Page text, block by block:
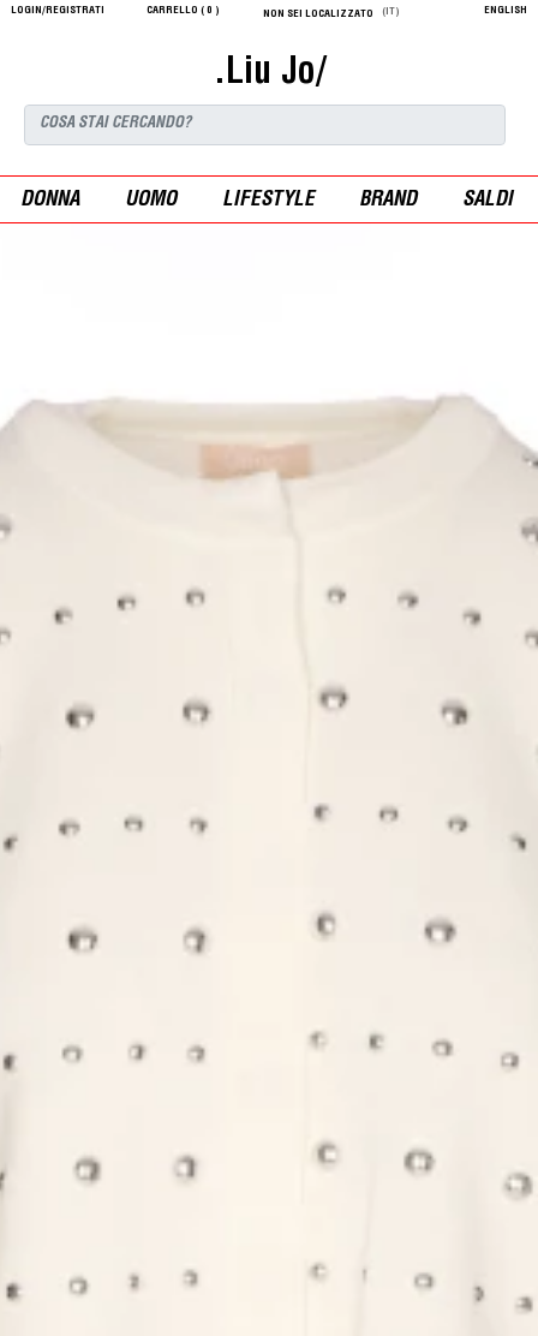
LOGIN/REGISTRATI CARRELLO ( 0 ) NON SEI LOCALIZZATO (IT) ENGLISH
.Liu Jo/
DONNA UOMO LIFESTYLE BRAND SALDI